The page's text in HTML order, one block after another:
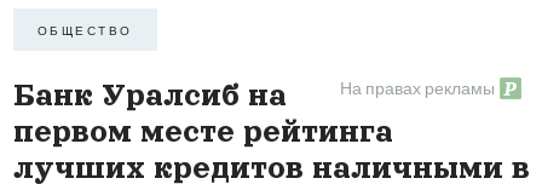
ОБЩЕСТВО
На правах рекламы
Банк Уралсиб на
первом месте рейтинга
лучших кредитов наличными в